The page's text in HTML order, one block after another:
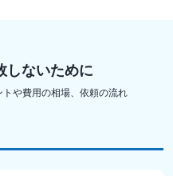
しないために
や費用の相場、依頼の流れ